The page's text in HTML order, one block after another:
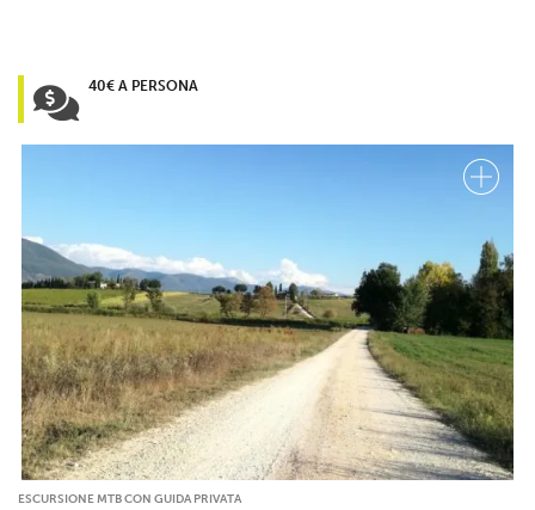
40€ A PERSONA
ESCURSIONE MTB CON GUIDA PRIVATA